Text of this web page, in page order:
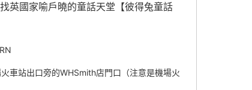
英國家喻戶曉的童話天堂【彼得兔童話
車站出口旁的WHSmith店門口（注意是機場火